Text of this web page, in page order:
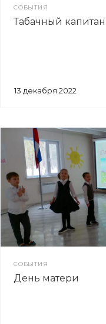
СОБЫТИЯ
Табачный капитан
13 декабря 2022
СОБЫТИЯ
День матери